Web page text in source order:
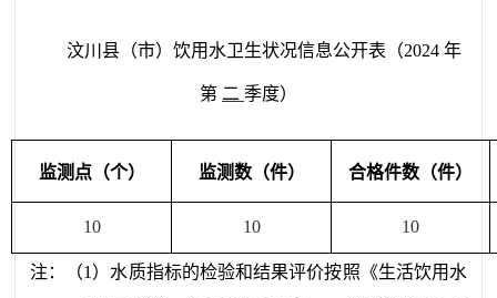
汶川县（市）饮用水卫生状况信息公开表 （2024年
第 二 季度）
监测点（个） 监测数（件） 合格件数（件）
10 10 10
注 ：（1 ）水质指标的检验和结果评价按照《生活饮用水